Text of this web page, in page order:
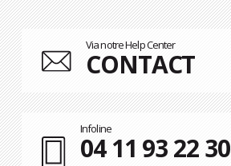
Via notre Help Center
CONTACT
Infoline
04 11 93 22 30